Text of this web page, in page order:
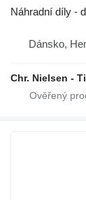
Náhradní díly -
Dánsko,
Chr. Nielsen -